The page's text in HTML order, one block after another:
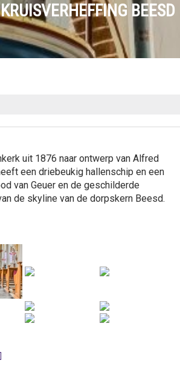
BEESD
uit 1876 naar ontwerp van Alfred
een driebeukig hallenschip en een
van Geuer en de geschilderde
de skyline van de dorpskern Beesd.